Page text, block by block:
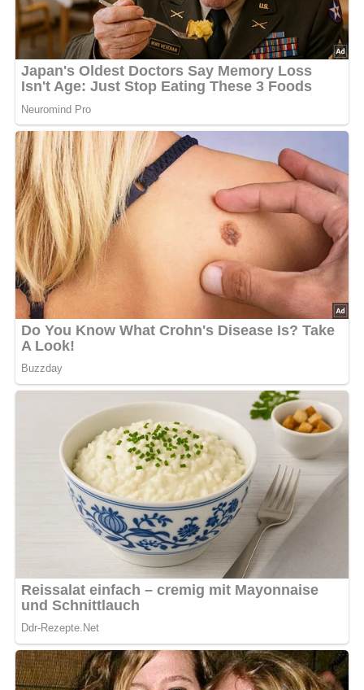
besonders vollmundigen Geschmack und macht diesen
Auflauf zu einer beliebten Mahlzeit für die ganze Familie.
Beim Backen verbinden sich die einzelnen Zutaten zu
einem harmonischen Ganzen. Die Kartoffeln nehmen die
Sahne auf und werden wunderbar weich, während
Tomaten und Paprika ihre feinen Röstaromen entwickeln.
Der geschmolzene Käse bildet eine knusprig-goldene
Kruste, die dem Auflauf sein besonders appetitliches
Aussehen verleiht.
Für ein besonders gutes Ergebnis sollten die Kartoffeln
möglichst gleichmäßig dünn geschnitten werden.
Dadurch garen sie gleichmäßig und verbinden sich
optimal mit der cremigen Sahne. Besonders aromatisch
wird der Auflauf mit vollreifen Tomaten und frischer
Paprika, die zusätzlich für kräftige Farben sorgen.
Fleischgerichten – dieser Auflauf überzeugt durch seine
cremige Konsistenz und den herzhaften Geschmack.
Direkt aus dem Ofen serviert entfaltet er sein volles Aroma
und sorgt mit seiner goldbraunen Käsekruste für echten
Genuss.
Kalorien pro Portion:ca.430 kcal
Zubereitungszeit:ca.85 Minuten
Schwierigkeitsgrad:★★☆☆☆ (2 von 5)